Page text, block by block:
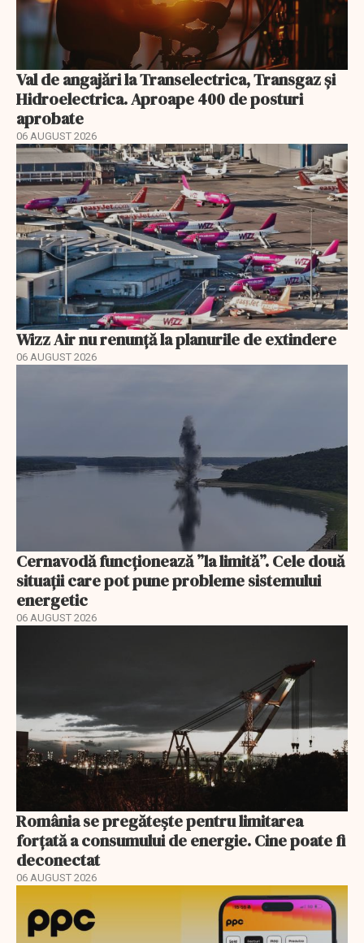
Val de angajări la Transelectrica, Transgaz și
Hidroelectrica. Aproape 400 de posturi
aprobate
06 AUGUST 2026
Wizz Air nu renunță la planurile de extindere
06 AUGUST 2026
Cernavodă funcționează ”la limită”. Cele două
situații care pot pune probleme sistemului
energetic
06 AUGUST 2026
România se pregătește pentru limitarea
forțată a consumului de energie. Cine poate fi
deconectat
06 AUGUST 2026